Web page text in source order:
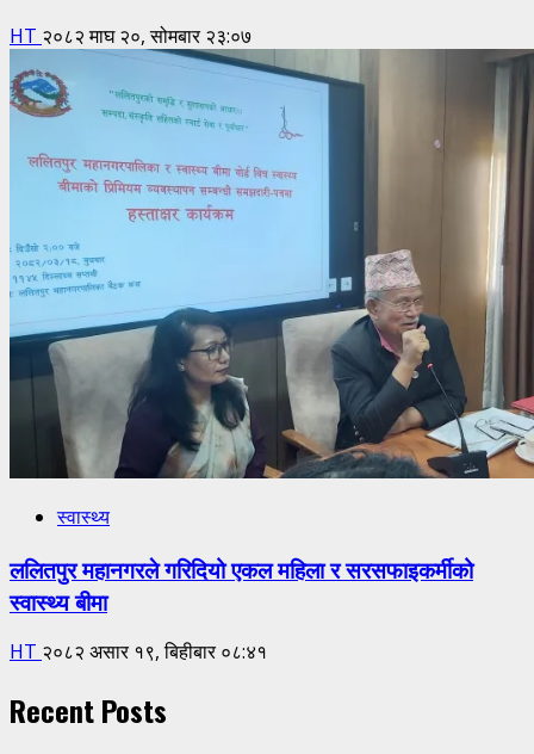
HT २०८२ माघ २०, सोमबार २३:०७
स्वास्थ्य
ललितपुर महानगरले गरिदियो एकल महिला र सरसफाइकर्मीको
स्वास्थ्य बीमा
HT २०८२ असार १९, बिहीबार ०८:४१
Recent Posts